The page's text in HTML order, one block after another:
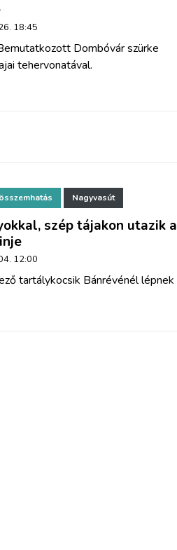
18:45
Dombóvár szürke
tehervonatával.
Nagyvasút
szép tájakon utazik a
12:00
tartálykocsik Bánrévénél lépnek